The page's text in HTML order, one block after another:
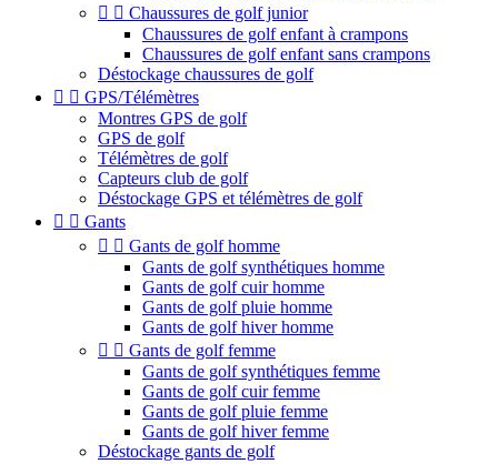
  Chaussures de golf junior
Chaussures de golf enfant à crampons
Chaussures de golf enfant sans crampons
Déstockage chaussures de golf
  GPS/Télémètres
Montres GPS de golf
GPS de golf
Télémètres de golf
Capteurs club de golf
Déstockage GPS et télémètres de golf
  Gants
  Gants de golf homme
Gants de golf synthétiques homme
Gants de golf cuir homme
Gants de golf pluie homme
Gants de golf hiver homme
  Gants de golf femme
Gants de golf synthétiques femme
Gants de golf cuir femme
Gants de golf pluie femme
Gants de golf hiver femme
Déstockage gants de golf